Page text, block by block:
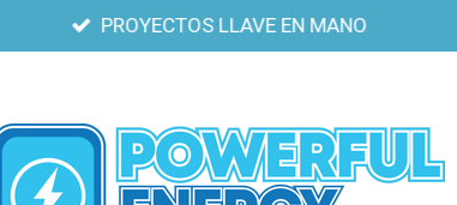
PROYECTOS LLAVE EN MANO